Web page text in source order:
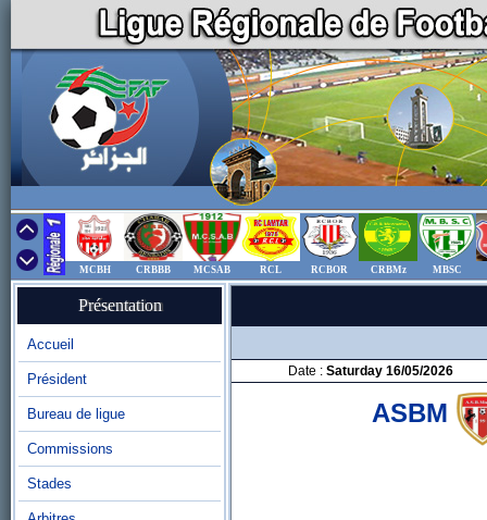
MCBH CRBBB MCSAB RCL RCBOR CRBMz MBSC
Présentation
Accueil
Président
Bureau de ligue
Commissions
Stades
Date : Saturday 16/05/2026
ASBM